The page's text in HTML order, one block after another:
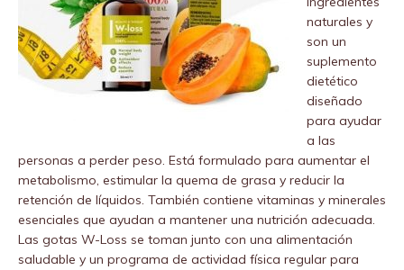
naturales y
son un
suplemento
dietético
diseñado
para ayudar
a las
personas a perder peso. Está formulado para aumentar el
metabolismo, estimular la quema de grasa y reducir la
retención de líquidos. También contiene vitaminas y minerales
esenciales que ayudan a mantener una nutrición adecuada.
Las gotas W-Loss se toman junto con una alimentación
saludable y un programa de actividad física regular para